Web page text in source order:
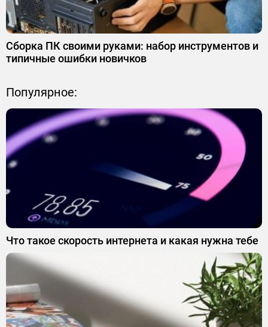
Сборка ПК своими руками: набор инструментов и
типичные ошибки новичков
Популярное:
Что такое скорость интернета и какая нужна тебе